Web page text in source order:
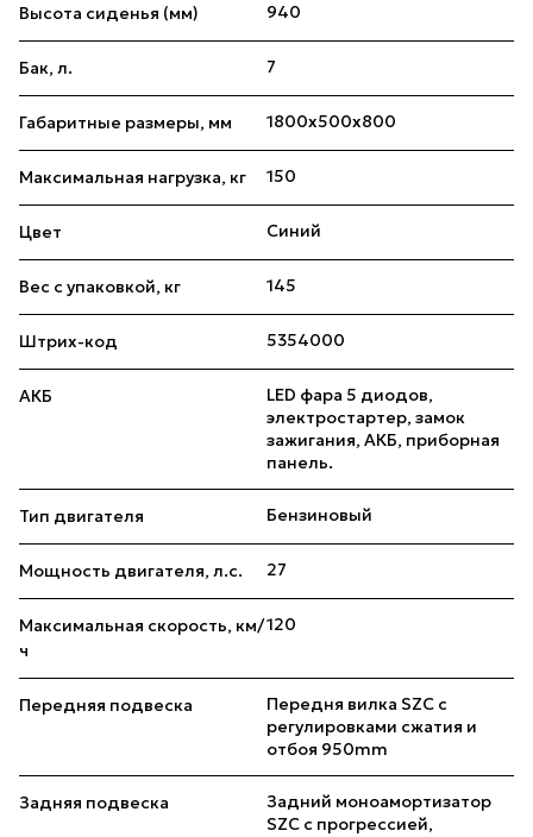
Высота сиденья (мм) 940
Бак, л. 7
Габаритные размеры, мм 1800х500х800
Максимальная нагрузка, кг 150
Цвет Синий
Вес с упаковкой, кг 145
Штрих-код 5354000
АКБ
LED фара 5 диодов,
электростартер, замок
зажигания, АКБ, приборная
панель.
Тип двигателя Бензиновый
Мощность двигателя, л.с. 27
Максимальная скорость, км/
ч
120
Передняя подвеска
Передня вилка SZC с
регулировками сжатия и
отбоя 950mm
Задняя подвеска
Задний моноамортизатор
SZC с прогрессией,